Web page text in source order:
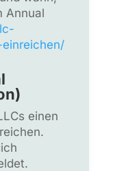
Annual
einen